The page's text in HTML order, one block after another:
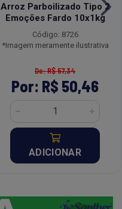
Arroz Parboilizado Tipo 2
Emoções Fardo 10x1kg
Código: 8726
*Imagem meramente ilustrativa
De: R$ 57,34
Por: R$ 50,46
ADICIONAR